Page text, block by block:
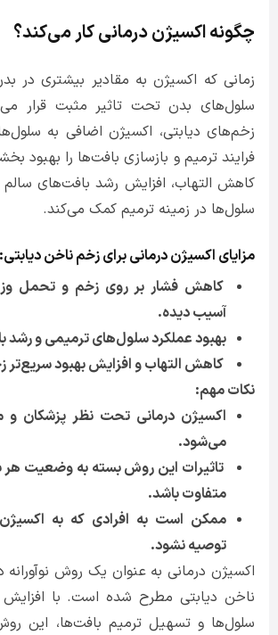
چگونه اکسیژن درمانی کار می‌کند؟
زمانی که اکسیژن به مقادیر بیشتری در
سلول‌های بدن تحت تاثیر مثبت قرار
زخم‌های دیابتی، اکسیژن اضافی به
فرایند ترمیم و بازسازی بافت‌ها را بهبود
کاهش التهاب، افزایش رشد بافت‌های سالم
سلول‌ها در زمینه ترمیم کمک می‌کند.
مزایای اکسیژن درمانی برای زخم ناخن دیابتی:
کاهش فشار بر روی زخم و تحمل
آسیب‌ دیده.
بهبود عملکرد سلول‌های ترمیمی و رشد
کاهش التهاب و افزایش بهبود سریع‌تر
نکات مهم:
اکسیژن درمانی تحت نظر پزشکان و
می‌شود.
تاثیرات این روش بسته به وضعیت
متفاوت باشد.
ممکن است به افرادی که به
توصیه نشود.
اکسیژن درمانی به عنوان یک روش
ناخن دیابتی مطرح شده است. با افزایش
سلول‌ها و تسهیل ترمیم بافت‌ها، این